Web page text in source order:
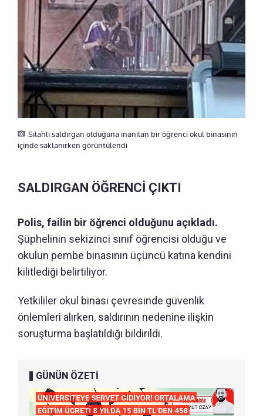
Silahlı saldırgan olduğuna inanılan bir öğrenci okul binasının
içinde saklanırken görüntülendi
SALDIRGAN ÖĞRENCİ ÇIKTI
Polis, failin bir öğrenci olduğunu açıkladı.
Şüphelinin sekizinci sınıf öğrencisi olduğu ve
okulun pembe binasının üçüncü katına kendini
kilitlediği belirtiliyor.
Yetkililer okul binası çevresinde güvenlik
önlemleri alırken, saldırının nedenine ilişkin
soruşturma başlatıldığı bildirildi.
GÜNÜN ÖZETİ